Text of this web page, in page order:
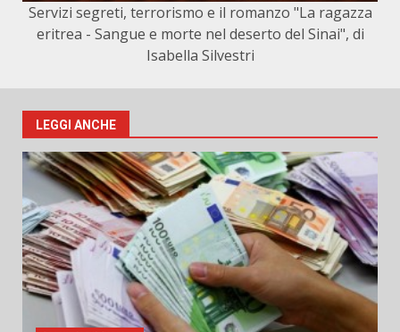
Servizi segreti, terrorismo e il romanzo "La ragazza
eritrea - Sangue e morte nel deserto del Sinai", di
Isabella Silvestri
LEGGI ANCHE